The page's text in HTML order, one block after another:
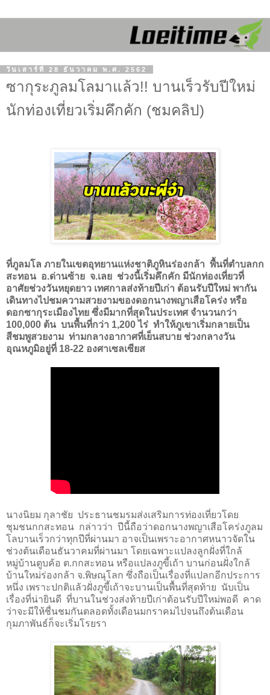
วันเสาร์ที่ 28 ธันวาคม พ.ศ. 2562
ซากุระภูลมโลมาแล้ว!! บานเร็วรับปีใหม่
นักท่องเที่ยวเริ่มคึกคัก (ชมคลิป)
ที่ภูลมโล ภายในเขตอุทยานแห่งชาติภูหินร่องกล้า พื้นที่ตำบลกก
สะทอน อ.ด่านซ้าย จ.เลย ช่วงนี้เริ่มคึกคัก มีนักท่องเที่ยวที่
อาศัยช่วงวันหยุดยาว เทศกาลส่งท้ายปีเก่า ต้อนรับปีใหม่ พากัน
เดินทางไปชมความสวยงามของดอกนางพญาเสือโคร่ง หรือ
ดอกซากุระเมืองไทย ซึ่งมีมากที่สุดในประเทศ จำนวนกว่า
100,000 ต้น บนพื้นที่กว่า 1,200 ไร่ ทำให้ภูเขาเริ่มกลายเป็น
สีชมพูสวยงาม ท่ามกลางอากาศที่เย็นสบาย ช่วงกลางวัน
อุณหภูมิอยู่ที่ 18-22 องศาเซลเซียส
นางนิยม กุลาชัย ประธานชมรมส่งเสริมการท่องเที่ยวโดย
ชุมชนกกสะทอน กล่าวว่า ปีนี้ถือว่าดอกนางพญาเสือโคร่งภูลม
โลบานเร็วกว่าทุกปีที่ผ่านมา อาจเป็นเพราะอากาศหนาวจัดใน
ช่วงต้นเดือนธันวาคมที่ผ่านมา โดยเฉพาะแปลงลูกฝั่งที่ใกล้
หมู่บ้านตูบค้อ ต.กกสะทอน หรือแปลงภูขี้เถ้า บานก่อนฝั่งใกล้
บ้านใหม่ร่องกล้า จ.พิษณุโลก ซึ่งถือเป็นเรื่องที่แปลกอีกประการ
หนึ่ง เพราะปกติแล้วฝั่งภูขี้เถ้าจะบานเป็นพื้นที่สุดท้าย นับเป็น
เรื่องที่น่ายินดี ที่บานในช่วงส่งท้ายปีเก่าต้อนรับปีใหม่พอดี คาด
ว่าจะมีให้ชื่นชมกันตลอดทั้งเดือนมกราคมไปจนถึงต้นเดือน
กุมภาพันธ์ก็จะเริ่มโรยรา